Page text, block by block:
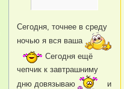
Сегодня, точнее в среду
ночью я вся ваша
Сегодня ещё
чепчик к завтрашниму
дню довязываю
и